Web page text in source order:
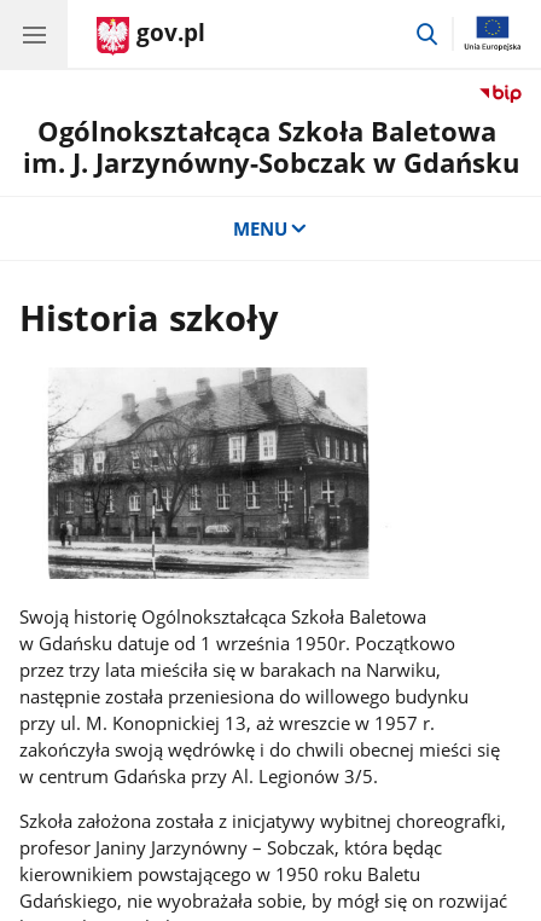
gov.pl
przejdź
Ogólnokształcąca Szkoła Baletowa
im. J. Jarzynówny-Sobczak w Gdańsku
MENU
Historia szkoły
Swoją historię Ogólnokształcąca Szkoła Baletowa
w Gdańsku datuje od 1 września 1950r. Początkowo
przez trzy lata mieściła się w barakach na Narwiku,
następnie została przeniesiona do willowego budynku
przy ul. M. Konopnickiej 13, aż wreszcie w 1957 r.
zakończyła swoją wędrówkę i do chwili obecnej mieści się
w centrum Gdańska przy Al. Legionów 3/5.
Szkoła założona została z inicjatywy wybitnej choreografki,
profesor Janiny Jarzynówny – Sobczak, która będąc
kierownikiem powstającego w 1950 roku Baletu
Gdańskiego, nie wyobrażała sobie, by mógł się on rozwijać